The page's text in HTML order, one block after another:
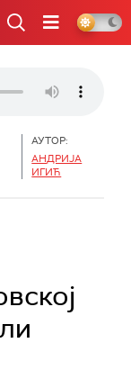
АУТОР:
АНДРИЈА
ИГИЋ